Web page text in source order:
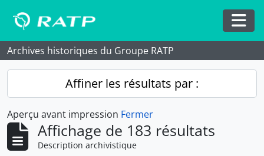
Archives historiques du Groupe RATP
Affiner les résultats par :
Aperçu avant impression Fermer
Affichage de 183 résultats
Description archivistique